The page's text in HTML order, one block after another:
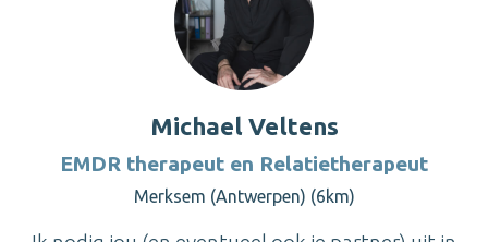
Michael Veltens
EMDR therapeut en Relatietherapeut
Merksem (Antwerpen) (6km)